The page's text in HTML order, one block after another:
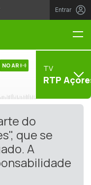
Entrar
NO AR TV
RTP
do
que se
A